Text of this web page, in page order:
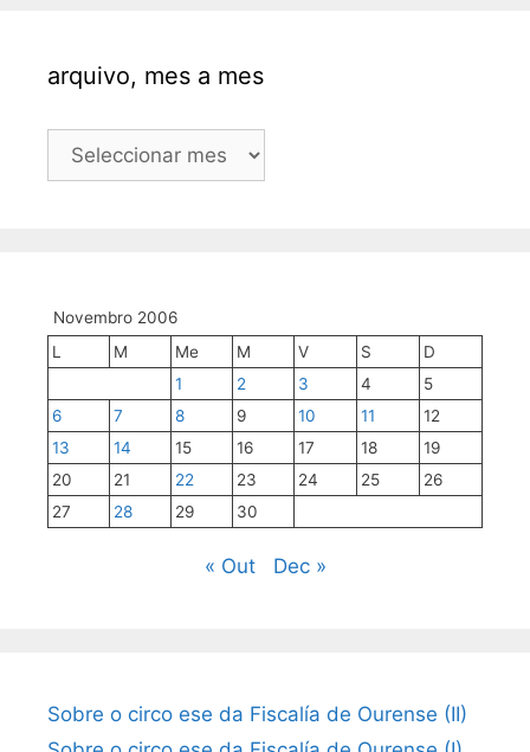
arquivo, mes a mes
arquivo,
mes
Novembro 2006
L
M Me M V S
D
1
2 3 4
5
6
7 8 9 10 11
12
13
14 15 16 17 18
19
20
21 22 23 24 25
26
27
28 29 30
« Out Dec »
Sobre o circo ese da Fiscalía de Ourense (II)